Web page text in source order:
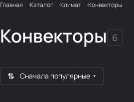
Главная Каталог Климат Конвекторы
Конвекторы 6
Сначала популярные